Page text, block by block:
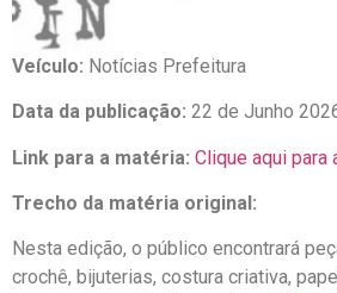
Veículo: Notícias Prefeitura
Data da publicação: 22 de Junho
Link para a matéria: Clique aqui para
Trecho da matéria original:
Nesta edição, o público encontrará
crochê, bijuterias, costura criativa,